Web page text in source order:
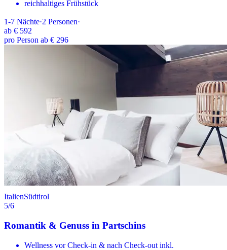
reichhaltiges Frühstück
1-7 Nächte·2 Personen·
ab € 592
pro Person ab € 296
ItalienSüdtirol
5/6
Romantik & Genuss in Partschins
Wellness vor Check-in & nach Check-out inkl.